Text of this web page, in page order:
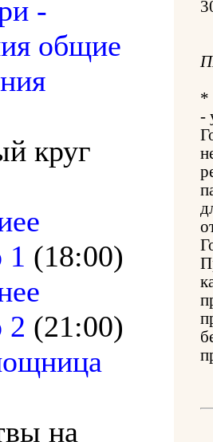
-
общие
круг
1 (18:00)
2 (21:00)
на
*
-